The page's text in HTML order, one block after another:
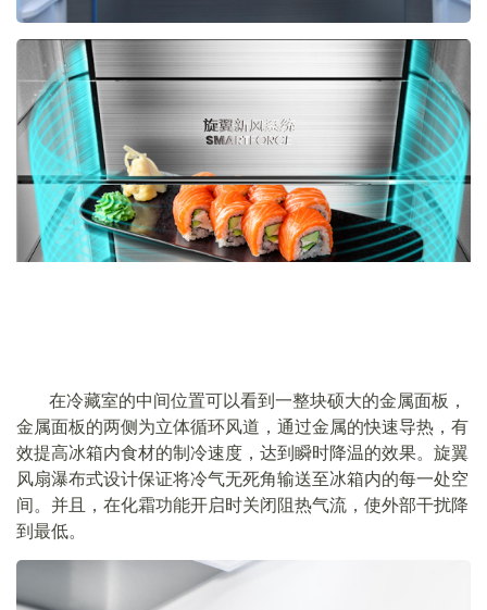
在冷藏室的中间位置可以看到一整块硕大的金属面板，
金属面板的两侧为立体循环风道，通过金属的快速导热，有
效提高冰箱内食材的制冷速度，达到瞬时降温的效果。旋翼
风扇瀑布式设计保证将冷气无死角输送至冰箱内的每一处空
间。并且，在化霜功能开启时关闭阻热气流，使外部干扰降
到最低。